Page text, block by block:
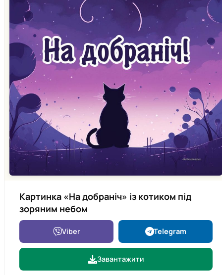
Картинка «На добраніч» із котиком під
зоряним небом
Viber Telegram
Завантажити